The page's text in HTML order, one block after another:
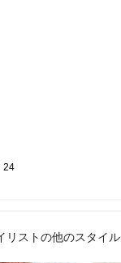
24
リストの他のスタイル